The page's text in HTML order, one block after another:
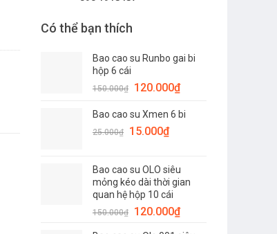
Có thể bạn thích
Bao cao su Runbo gai bi
hộp 6 cái
150.000₫
Giá
là:
150.000₫.
120.000₫Giá
tại
Bao cao su Xmen 6 bi
25.000₫
Giá
25.000₫.
15.000₫Giá
là:
15.000₫.
Bao cao su OLO siêu
mỏng kéo dài thời gian
quan hệ hộp 10 cái
150.000₫
Giá
120.000₫Giá